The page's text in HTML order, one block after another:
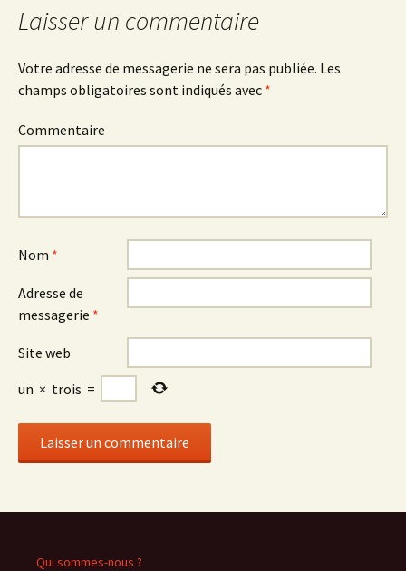
articles
Laisser un commentaire
Votre adresse de messagerie ne sera pas publiée. Les
champs obligatoires sont indiqués avec *
Commentaire
Nom *
Adresse de
messagerie *
Site web
un × trois =
Qui sommes-nous ?